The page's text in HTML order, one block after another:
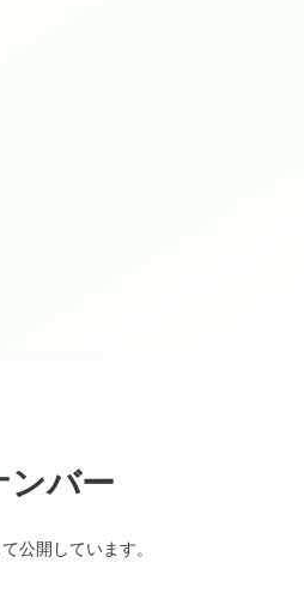
ンバー
公開しています。